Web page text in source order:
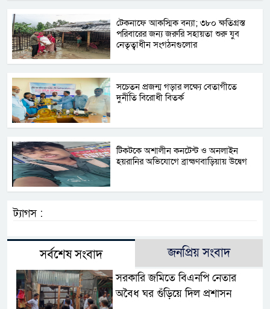
টেকনাফে আকস্মিক বন্যা; ৩৮০ ক্ষতিগ্রস্ত
পরিবারের জন্য জরুরি সহায়তা শুরু যুব
নেতৃত্বাধীন সংগঠনগুলোর
সচেতন প্রজন্ম গড়ার লক্ষ্যে বেতাগীতে
দুর্নীতি বিরোধী বিতর্ক
টিকটকে অশালীন কনটেন্ট ও অনলাইন
হয়রানির অভিযোগে ব্রাহ্মণবাড়িয়ায় উদ্বেগ
ট্যাগস :
সর্বশেষ সংবাদ জনপ্রিয় সংবাদ
সরকারি জমিতে বিএনপি নেতার
অবৈধ ঘর গুঁড়িয়ে দিল প্রশাসন